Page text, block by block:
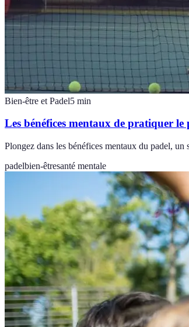
Bien-être et Padel5 min
Les bénéfices mentaux de pratiquer
Plongez dans les bénéfices mentaux du padel,
padelbien-êtresanté mentale